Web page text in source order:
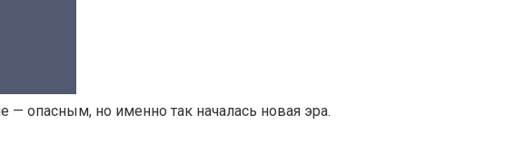
опасным, но именно так началась новая эра.